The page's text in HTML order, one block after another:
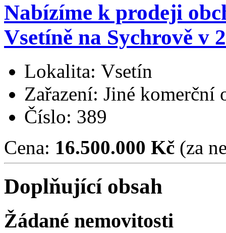
Nabízíme k prodeji
Vsetíně na Sychrově v
Lokalita: Vsetín
Zařazení: Jiné komerční
Číslo: 389
Cena: 16.500.000 Kč (za
Doplňující obsah
Žádané nemovitosti